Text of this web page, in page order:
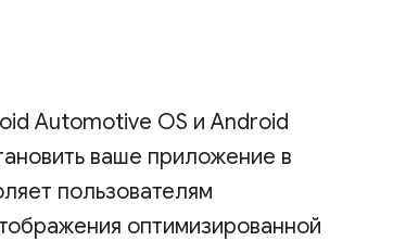
Automotive OS и Android
ваше приложение в
пользователям
оптимизированной